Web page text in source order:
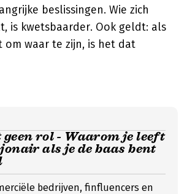
beslissingen. Wie zich
is kwetsbaarder. Ook geldt: als
om waar te zijn, is het dat
geen rol - Waarom je leeft
als je de baas bent
bedrijven, finfluencers en